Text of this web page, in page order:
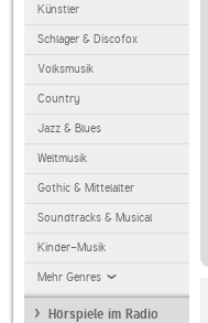
Künstler
Schlager & Discofox
Volksmusik
Country
Jazz & Blues
Weltmusik
Gothic & Mittelalter
Soundtracks & Musical
Kinder-Musik
Mehr Genres
Hörspiele im Radio